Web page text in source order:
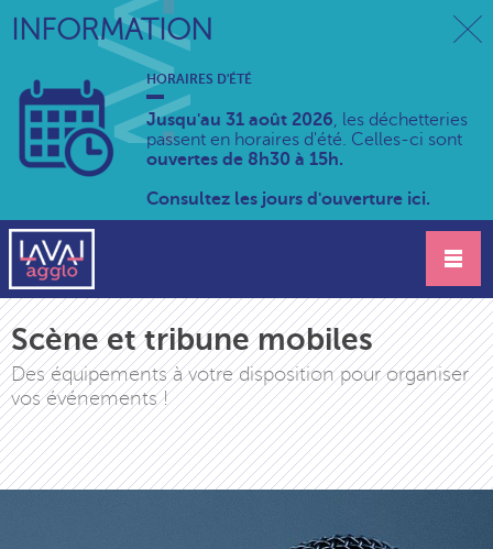
INFORMATION
HORAIRES D'ÉTÉ
Jusqu'au 31 août 2026, les déchetteries
passent en horaires d'été. Celles-ci sont
ouvertes de 8h30 à 15h.
Consultez les jours d'ouverture ici.
Scène et tribune mobiles
Des équipements à votre disposition pour organiser
vos événements !